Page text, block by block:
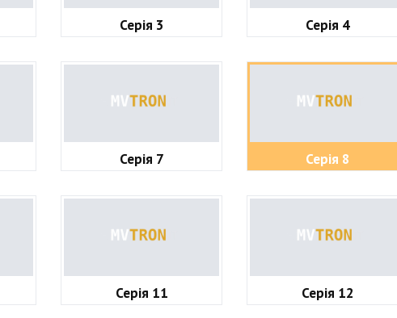
Серія 3 Серія 4
Серія 7 Серія 8
Серія 11 Серія 12